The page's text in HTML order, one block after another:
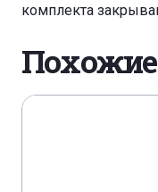
комплекта